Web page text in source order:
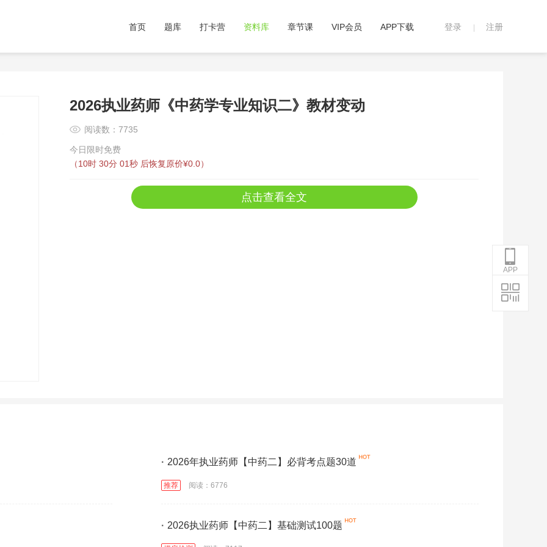
登录 注册
首页 题库 打卡营 资料库 章节课 VIP会员 APP下载
2026执业药师《中药学专业知识二》教材变动
阅读数：7735
今日限时免费
（10时 30分 01秒 后恢复原价¥0.0）
点击查看全文
· 2026年执业药师【中药二】必背考点题30道
推荐 阅读：6776
· 2026执业药师【中药二】基础测试100题
APP